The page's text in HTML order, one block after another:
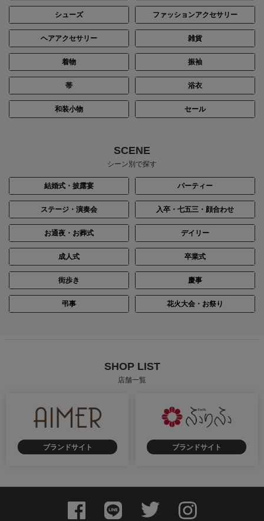
シューズ ファッションアクセサリー
ヘアアクセサリー 雑貨
着物 振袖
帯 浴衣
和装小物 セール
SCENE
シーン別で探す
結婚式・披露宴 パーティー
ステージ・演奏会 入卒・七五三・顔合わせ
お通夜・お葬式 デイリー
成人式 卒業式
街歩き 慶事
弔事 花火大会・お祭り
SHOP LIST
店舗一覧
ブランドサイト ブランドサイト